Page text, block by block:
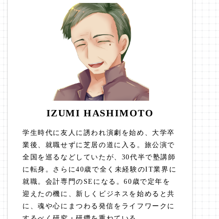
IZUMI HASHIMOTO
学生時代に友人に誘われ演劇を始め、大学卒
業後、就職せずに芝居の道に入る。旅公演で
全国を巡るなどしていたが、30代半で塾講師
に転身。さらに40歳で全く未経験のIT業界に
就職。会計専門のSEになる。60歳で定年を
迎えたの機に、新しくビジネスを始めると共
に、魂や心にまつわる発信をライフワークに